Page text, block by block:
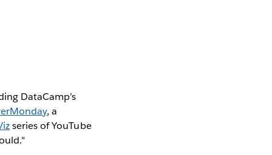
DataCamp’s
, a
series of YouTube